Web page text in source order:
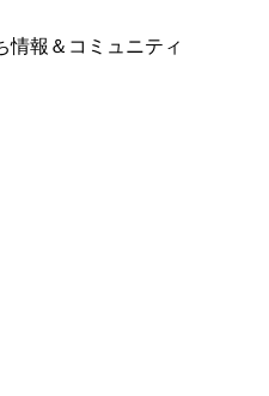
情報＆コミュニティ